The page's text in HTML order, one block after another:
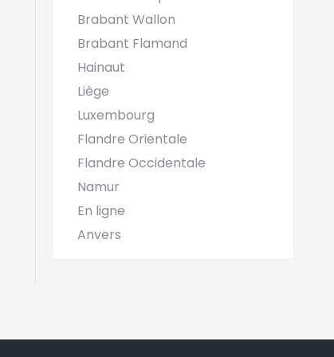
Brabant Wallon
Brabant Flamand
Hainaut
Liège
Luxembourg
Flandre Orientale
Flandre Occidentale
Namur
En ligne
Anvers